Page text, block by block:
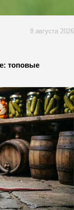
8 августа 2026
топовые